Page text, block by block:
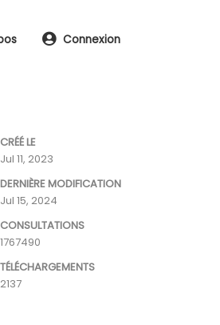
Connexion
CRÉÉ LE
Jul 11, 2023
DERNIÈRE MODIFICATION
Jul 15, 2024
CONSULTATIONS
1767490
TÉLÉCHARGEMENTS
2137